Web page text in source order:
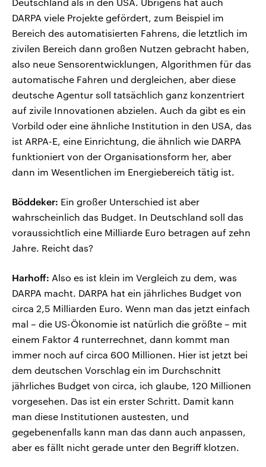
Deutschland als in den USA. Übrigens hat auch
DARPA viele Projekte gefördert, zum Beispiel im
Bereich des automatisierten Fahrens, die letztlich im
zivilen Bereich dann großen Nutzen gebracht haben,
also neue Sensorentwicklungen, Algorithmen für das
automatische Fahren und dergleichen, aber diese
deutsche Agentur soll tatsächlich ganz konzentriert
auf zivile Innovationen abzielen. Auch da gibt es ein
Vorbild oder eine ähnliche Institution in den USA, das
ist ARPA-E, eine Einrichtung, die ähnlich wie DARPA
funktioniert von der Organisationsform her, aber
dann im Wesentlichen im Energiebereich tätig ist.
Böddeker: Ein großer Unterschied ist aber
wahrscheinlich das Budget. In Deutschland soll das
voraussichtlich eine Milliarde Euro betragen auf zehn
Jahre. Reicht das?
Harhoff: Also es ist klein im Vergleich zu dem, was
DARPA macht. DARPA hat ein jährliches Budget von
circa 2,5 Milliarden Euro. Wenn man das jetzt einfach
mal – die US-Ökonomie ist natürlich die größte – mit
einem Faktor 4 runterrechnet, dann kommt man
immer noch auf circa 600 Millionen. Hier ist jetzt bei
dem deutschen Vorschlag ein im Durchschnitt
jährliches Budget von circa, ich glaube, 120 Millionen
vorgesehen. Das ist ein erster Schritt. Damit kann
man diese Institutionen austesten, und
gegebenenfalls kann man das dann auch anpassen,
aber es fällt nicht gerade unter den Begriff klotzen.